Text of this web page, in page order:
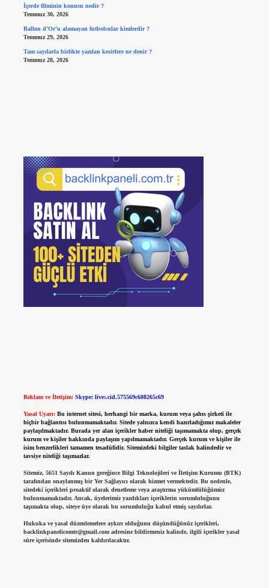
İçerde filminin konusu nedir ?
Temmuz 30, 2026
Ballon d’Or’u alamayan futbolcular kimlerdir ?
Temmuz 29, 2026
Tam sayılarla birlikte yazılan kesirlere ne denir ?
Temmuz 28, 2026
Reklam ve İletişim: Skype: live:.cid.575569c608265c69
Yasal Uyarı: Bu internet sitesi, herhangi bir marka, kurum veya şahıs şirketi ile
hiçbir bağlantısı bulunmamaktadır. Sitede yalnızca kendi hazırladığımız makaleler
paylaşılmaktadır. Burada yer alan içerikler haber niteliği taşımamakta olup, gerçek
kurum ve kişiler hakkında paylaşım yapılmamaktadır. Gerçek kurum ve kişiler ile
isim benzerlikleri tamamen tesadüfidir. Sitemizdeki bilgiler taslak halindedir ve
tavsiye niteliği taşımazlar.
Sitemiz, 5651 Sayılı Kanun gereğince Bilgi Teknolojileri ve İletişim Kurumu (BTK)
tarafından onaylanmış bir Yer Sağlayıcı olarak hizmet vermektedir. Bu nedenle,
sitedeki içerikleri proaktif olarak denetleme veya araştırma yükümlülüğümüz
bulunmamaktadır. Ancak, üyelerimiz yazdıkları içeriklerin sorumluluğunu
taşımakta olup, siteye üye olarak bu sorumluluğu kabul etmiş sayılırlar.
Hukuka ve yasal düzenlemelere aykırı olduğunu düşündüğünüz içerikleri,
backlinkpanelicomtr@gmail.comadresine bildirmeniz halinde, ilgili içerikler yasal
süre içerisinde sitemizden kaldırılacaktır.